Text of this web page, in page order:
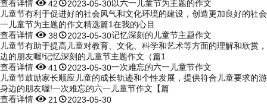
查看详情422023-05-30以六一儿童节为主题的作文
儿童节有利于促进好的社会风气和文化环境的建设，创造更加良好的
一儿童节为主题的作文精选篇1在我的心目
查看详情382023-05-30记忆深刻的儿童节主题作文
儿童节有助于提高儿童对教育、文化、科学和艺术等方面的理解和欣
边的朋友喔!记忆深刻的儿童节主题作文（篇1
查看详情41 2023-05-30一次难忘的六一儿童节作文
儿童节鼓励家长顺应儿童的成长轨迹和个性发展，提供符合儿童要求
身边的朋友喔!一次难忘的六一儿童节作文【篇
查看详情 21 2023-05-30